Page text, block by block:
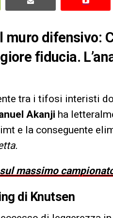
muro difensivo:
fiducia.
tra i tifosi interisti
Akanji ha
e la conseguente
massimo
di Knutsen